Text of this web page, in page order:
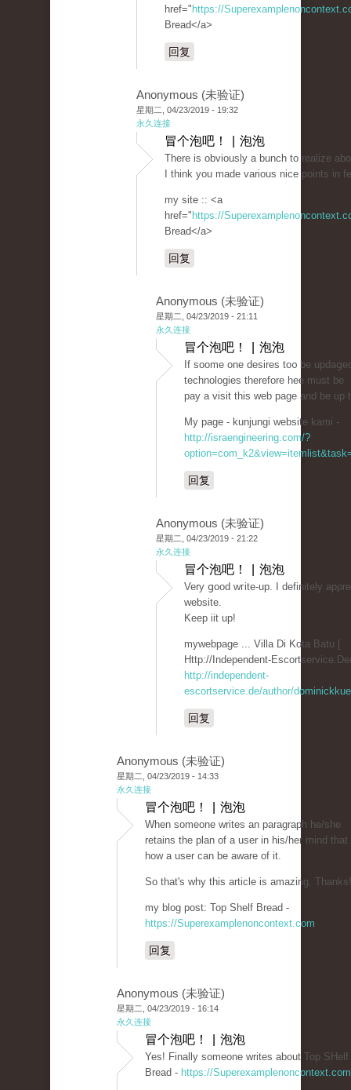
href=" https://
Bread</a>
回复
Anonymous (未验证)
星期二, 04/23/2019 - 19:32
永久连接
冒个泡吧！ | 泡泡
There is obviously a bunch to realize
I think you made various nice points in
my site :: <a
href=" https://
Bread</a>
回复
Anonymous (未验证)
星期二, 04/23/2019 - 21:11
永久连接
冒个泡吧！ | 泡泡
If ѕoome one desires to᧐ be
teϲhnologies therefore hee must be
pay a visіt this web page and be up
My page - kunjungi website kami -
http://israengineering.com/?
回复
Anonymous (未验证)
星期二, 04/23/2019 - 21:22
永久连接
冒个泡吧！ | 泡泡
Very ցood wгite-up. I dеfinitely
websitе.
Keep iit up!
mywebpage ... Villa Di Kota Batu [
Http://Independent-
http://independent-
escortservice.de/author/
回复
Anonymous (未验证)
星期二, 04/23/2019 - 14:33
永久连接
冒个泡吧！ | 泡泡
When someone writes an paragraph he/she
retains the plan of a user in his/her mind that
how a user can be aware of it.
So that's why this article is amazing. Thanks!
my blog post: Top Shelf Bread -
https://Superexamplenoncontext.com
回复
Anonymous (未验证)
星期二, 04/23/2019 - 16:14
永久连接
冒个泡吧！ | 泡泡
Yes! Finally someone writes about Top SHelf
Bread - https://Superexamplenoncontext.com